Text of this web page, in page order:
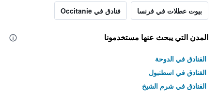
بيوت عطلات في فرنسا فنادق في Occitanie
المدن التي يبحث عنها مستخدمونا
الفنادق في الدوحة
الفنادق في اسطنبول
الفنادق في شرم الشيخ